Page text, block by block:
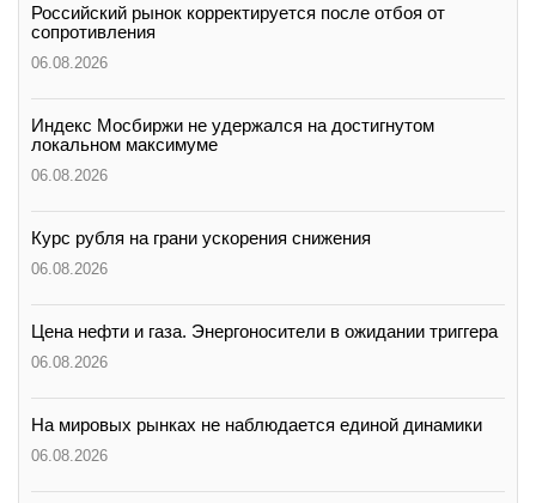
Российский рынок корректируется после отбоя от
сопротивления
06.08.2026
Индекс Мосбиржи не удержался на достигнутом
локальном максимуме
06.08.2026
Курс рубля на грани ускорения снижения
06.08.2026
Цена нефти и газа. Энергоносители в ожидании триггера
06.08.2026
На мировых рынках не наблюдается единой динамики
06.08.2026